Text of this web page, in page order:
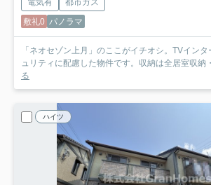
電気有
都市ガス
敷礼0 パノラマ
「ネオセゾン上月」のここがイチオシ。TVイン
ュリティに配慮した物件です。収納は全居室収納
る
ハイツ